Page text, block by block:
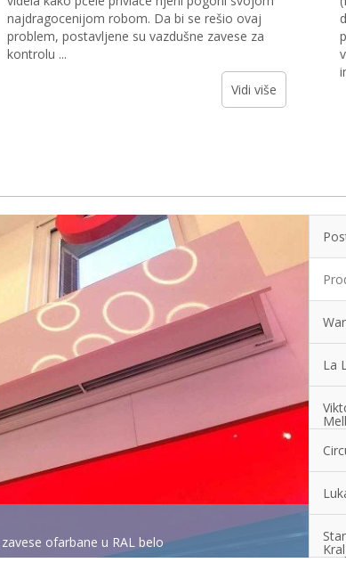
najdragocenijom robom. Da bi se rešio ovaj
problem, postavljene su vazdušne zavese za
kontrolu ...
Vidi više
od nerdjajućeg čelika u ovoj sjajnoj
La